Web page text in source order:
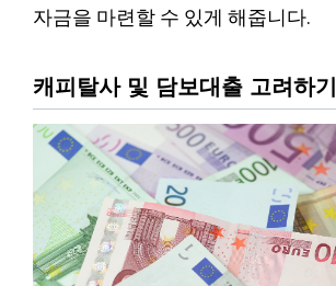
자금을 마련할 수 있게 해줍니다.
캐피탈사 및 담보대출 고려하기